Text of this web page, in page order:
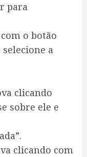
para
o botão
a
clicando
sobre ele e
clicando com